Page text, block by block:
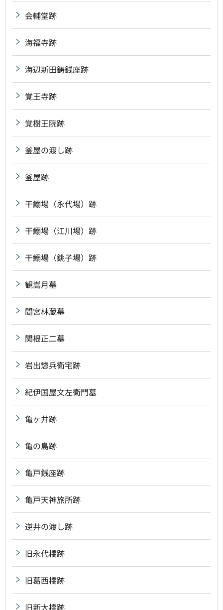
会輔堂跡
海福寺跡
海辺新田鋳銭座跡
覚王寺跡
覚樹王院跡
釜屋の渡し跡
釜屋跡
干鰯場（永代場）跡
干鰯場（江川場）跡
干鰯場（銚子場）跡
観嵩月墓
間宮林蔵墓
関根正二墓
岩出惣兵衛宅跡
紀伊国屋文左衛門墓
亀ヶ井跡
亀の島跡
亀戸銭座跡
亀戸天神旅所跡
逆井の渡し跡
旧永代橋跡
旧葛西橋跡
旧新大橋跡